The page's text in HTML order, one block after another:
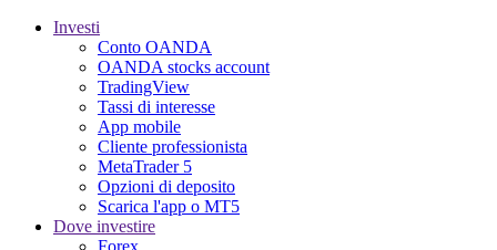
Investi
Conto OANDA
OANDA stocks account
TradingView
Tassi di interesse
App mobile
Cliente professionista
MetaTrader 5
Opzioni di deposito
Scarica l'app o MT5
Dove investire
Forex